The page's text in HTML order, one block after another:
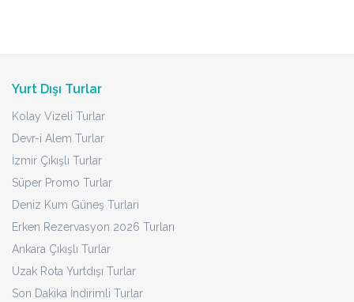
Yurt Dışı Turlar
Kolay Vizeli Turlar
Devr-i Alem Turlar
İzmir Çıkışlı Turlar
Süper Promo Turlar
Deniz Kum Güneş Turları
Erken Rezervasyon 2026 Turları
Ankara Çıkışlı Turlar
Uzak Rota Yurtdışı Turlar
Son Dakika İndirimli Turlar